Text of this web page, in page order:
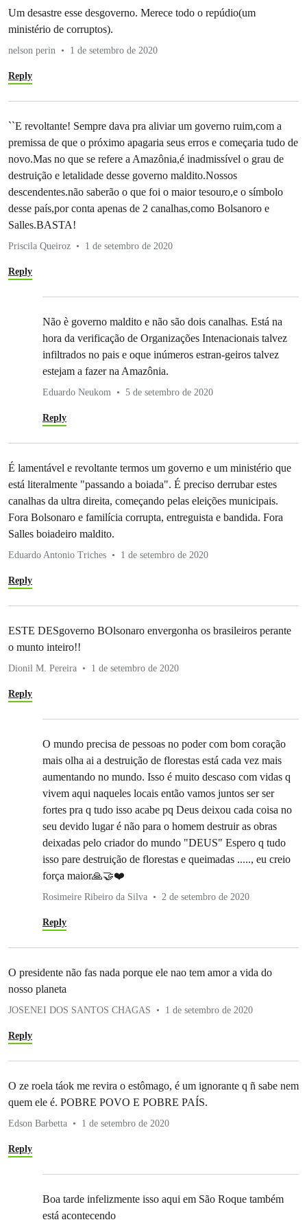
Um desastre esse desgoverno. Merece todo o repúdio(um
ministério de corruptos).
nelson perin 1 de setembro de 2020
Reply
``E revoltante! Sempre dava pra aliviar um governo ruim,com a
premissa de que o próximo apagaria seus erros e começaria tudo de
novo.Mas no que se refere a Amazônia,é inadmissível o grau de
destruição e letalidade desse governo maldito.Nossos
descendentes.não saberão o que foi o maior tesouro,e o símbolo
desse país,por conta apenas de 2 canalhas,como Bolsanoro e
Salles.BASTA!
Priscila Queiroz 1 de setembro de 2020
Reply
Não è governo maldito e não são dois canalhas. Está na
hora da verificação de Organizações Intenacionais talvez
infiltrados no pais e oque inúmeros estran-geiros talvez
estejam a fazer na Amazônia.
Eduardo Neukom 5 de setembro de 2020
Reply
É lamentável e revoltante termos um governo e um ministério que
está literalmente "passando a boiada". É preciso derrubar estes
canalhas da ultra direita, começando pelas eleições municipais.
Fora Bolsonaro e familícia corrupta, entreguista e bandida. Fora
Salles boiadeiro maldito.
Eduardo Antonio Triches 1 de setembro de 2020
Reply
ESTE DESgoverno BOlsonaro envergonha os brasileiros perante
o munto inteiro!!
Dionil M. Pereira 1 de setembro de 2020
Reply
O mundo precisa de pessoas no poder com bom coração
mais olha ai a destruição de florestas está cada vez mais
aumentando no mundo. Isso é muito descaso com vidas q
vivem aqui naqueles locais então vamos juntos ser ser
fortes pra q tudo isso acabe pq Deus deixou cada coisa no
seu devido lugar é não para o homem destruir as obras
deixadas pelo criador do mundo "DEUS" Espero q tudo
isso pare destruição de florestas e queimadas ....., eu creio
força maior🙏🤝❤️
Rosimeire Ribeiro da Silva 2 de setembro de 2020
Reply
O presidente não fas nada porque ele nao tem amor a vida do
nosso planeta
JOSENEI DOS SANTOS CHAGAS 1 de setembro de 2020
Reply
O ze roela táok me revira o estômago, é um ignorante q ñ sabe nem
quem ele é. POBRE POVO E POBRE PAÍS.
Edson Barbetta 1 de setembro de 2020
Reply
Boa tarde infelizmente isso aqui em São Roque também
está acontecendo